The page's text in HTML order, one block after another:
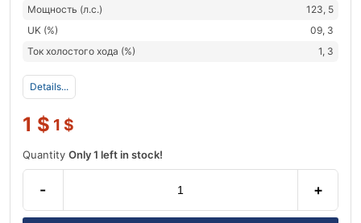
Мощность (л.с.)
123, 5
UK (%)
09, 3
Ток холостого хода (%)
1, 3
Details...
1 $ 1 $
Quantity Only 1 left in stock!
- +